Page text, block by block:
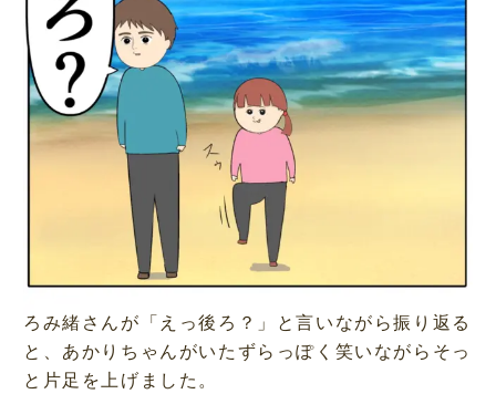
ろみ緒さんが「えっ後ろ？」と言いながら振り返る
と、あかりちゃんがいたずらっぽく笑いながらそっ
と片足を上げました。